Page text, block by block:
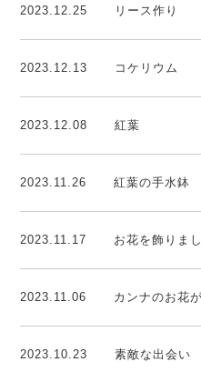
2023.12.25 リース作り
2023.12.13 コケリウム
2023.12.08 紅葉
2023.11.26 紅葉の手水鉢
2023.11.17 お花を飾りま
2023.11.06 カンナのお花
2023.10.23 素敵な出会い